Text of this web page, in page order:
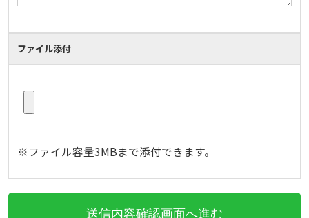
ファイル添付
※ファイル容量3MBまで添付できます。